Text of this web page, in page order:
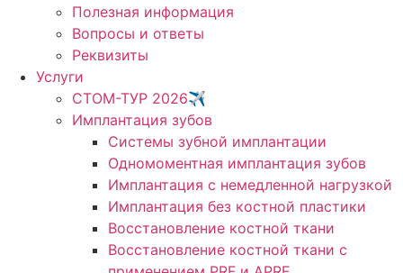
Полезная информация
Вопросы и ответы
Реквизиты
Услуги
СТОМ-ТУР 2026✈️
Имплантация зубов
Системы зубной имплантации
Одномоментная имплантация зубов
Имплантация с немедленной нагрузкой
Имплантация без костной пластики
Восстановление костной ткани
Восстановление костной ткани с